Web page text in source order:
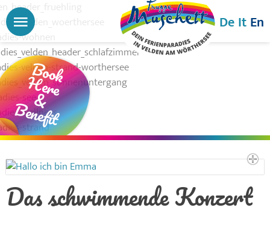
Menu DeItEn
Book
Here
&
Benefit
Das schwimmende Konzert